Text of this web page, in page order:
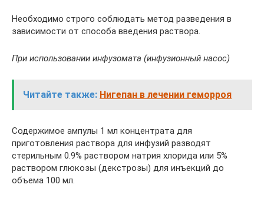
Необходимо строго соблюдать метод разведения в
зависимости от способа введения раствора.
При использовании инфузомата (инфузионный насос)
Читайте также: Нигепан в лечении геморроя
Содержимое ампулы 1 мл концентрата для
приготовления раствора для инфузий разводят
стерильным 0.9% раствором натрия хлорида или 5%
раствором глюкозы (декстрозы) для инъекций до
объема 100 мл.